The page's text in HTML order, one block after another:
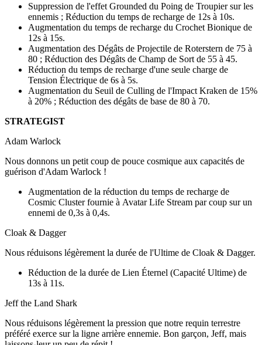
Suppression de l'effet Grounded du Poing de Troupier sur les
ennemis ; Réduction du temps de recharge de 12s à 10s.
Augmentation du temps de recharge du Crochet Bionique de
12s à 15s.
Augmentation des Dégâts de Projectile de Roterstern de 75 à
80 ; Réduction des Dégâts de Champ de Sort de 55 à 45.
Réduction du temps de recharge d'une seule charge de
Tension Électrique de 6s à 5s.
Augmentation du Seuil de Culling de l'Impact Kraken de 15%
à 20% ; Réduction des dégâts de base de 80 à 70.
STRATEGIST
Adam Warlock
Nous donnons un petit coup de pouce cosmique aux capacités de
guérison d'Adam Warlock !
Augmentation de la réduction du temps de recharge de
Cosmic Cluster fournie à Avatar Life Stream par coup sur un
ennemi de 0,3s à 0,4s.
Cloak & Dagger
Nous réduisons légèrement la durée de l'Ultime de Cloak & Dagger.
Réduction de la durée de Lien Éternel (Capacité Ultime) de
13s à 11s.
Jeff the Land Shark
Nous réduisons légèrement la pression que notre requin terrestre
préféré exerce sur la ligne arrière ennemie. Bon garçon, Jeff, mais